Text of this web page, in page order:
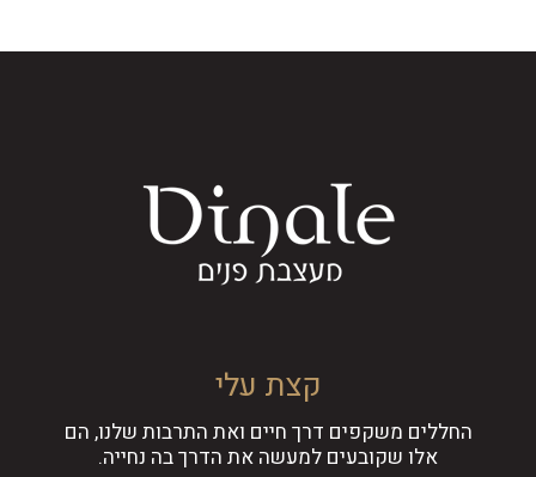
קצת עלי
החללים משקפים דרך חיים ואת התרבות שלנו, הם
אלו שקובעים למעשה את הדרך בה נחייה.